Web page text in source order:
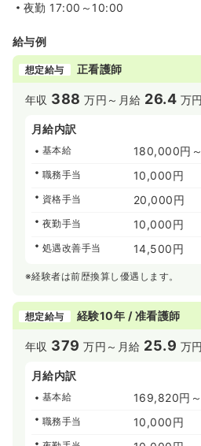
夜勤 17:00～10:00
給与例
想定給与 正看護師
年収 388 万円～ 月給 26.4 万
月給内訳
基本給 180,000円～
職務手当 10,000円
資格手当 20,000円
夜勤手当 10,000円
処遇改善手当 14,500円
※経験者は前歴換算し優遇します。
想定給与 経験10年 / 准看護師
年収 379 万円～ 月給 25.9 万
月給内訳
基本給 169,820円～
職務手当 10,000円